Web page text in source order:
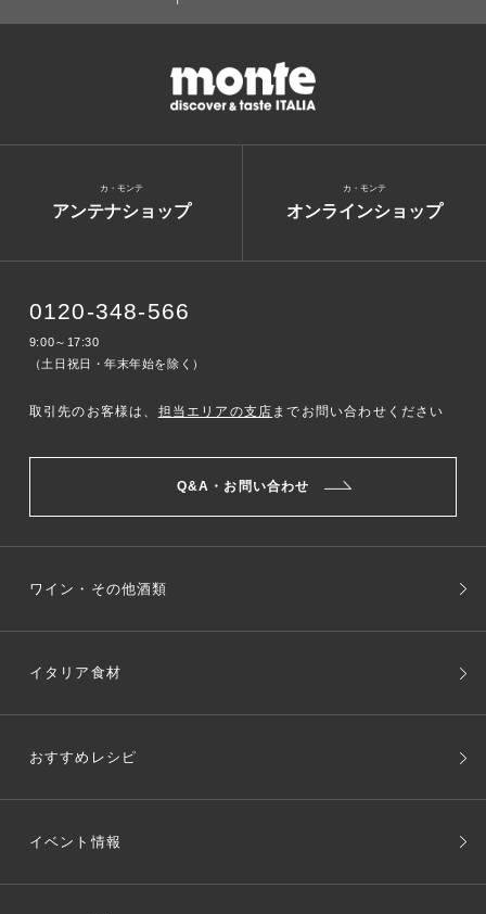
アンテナショップ
カ・モンテ
オンラインショップ
カ・モンテ
0120-348-566
9:00～17:30
（土日祝日・年末年始を除く）
取引先のお客様は、 担当エリアの支店 までお問い合わせください
Q&A・お問い合わせ
ワイン・その他酒類
イタリア食材
おすすめレシピ
イベント情報